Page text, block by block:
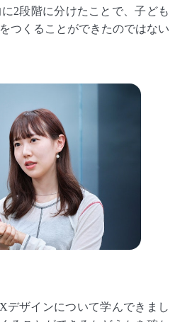
2段階に分けたことで、子ども
つくることができたのではない
ザインについて学んできまし